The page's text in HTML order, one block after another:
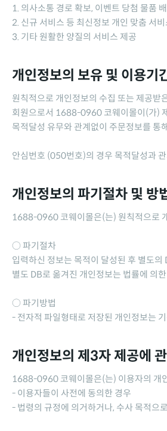
1. 의사소통 경로 확보, 이벤트 당첨 물품
2. 신규 서비스 등 최신정보 개인 맞춤 서
3. 기타 원활한 양질의 서비스 제공
개인정보의 보유 및 이용기
원칙적으로 개인정보의 수집 또는 제공받
회원으로서 1688-0960 코웨이몰이(가)
목적달성 유무와 관계없이 주문정보를 통
안심번호 (050번호)의 경우 목적달성과
개인정보의 파기절차 및 방
1688-0960 코웨이몰은(는) 원칙적으로
○ 파기절차
입력하신 정보는 목적이 달성된 후 별도
별도 DB로 옮겨진 개인정보는 법률에 의
○ 파기방법
- 전자적 파일형태로 저장된 개인정보는
개인정보의 제3자 제공에
1688-0960 코웨이몰은(는) 이용자의 개
- 이용자들이 사전에 동의한 경우
- 법령의 규정에 의거하거나, 수사 목적으